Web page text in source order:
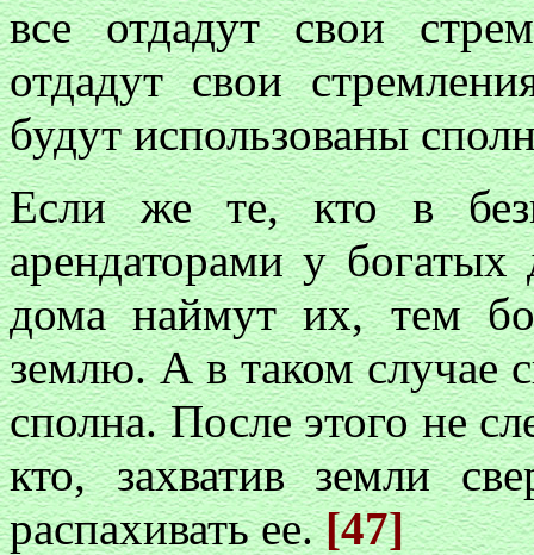
все отдадут свои
отдадут свои
будут использованы
Если же те, кто в
арендаторами у
дома наймут их, тем
землю. А в таком случае
сполна. После этого не
кто, захватив земли
распахивать ее.[47]